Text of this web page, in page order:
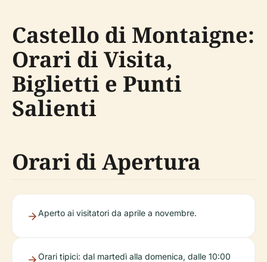
Castello di Montaigne:
Orari di Visita,
Biglietti e Punti
Salienti
Orari di Apertura
Aperto ai visitatori da aprile a novembre.
Orari tipici: dal martedì alla domenica, dalle 10:00